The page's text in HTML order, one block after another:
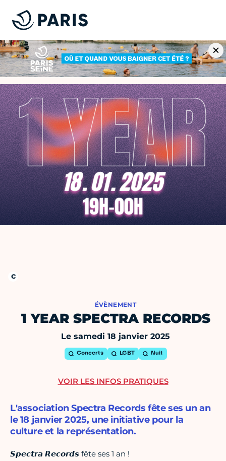
ÉVÈNEMENT
1 YEAR SPECTRA RECORDS
Le samedi 18 janvier 2025
Concerts LGBT Nuit
L'association Spectra Records fête ses un an
le 18 janvier 2025, une initiative pour la
culture et la représentation.
𝙎𝙥𝙚𝙘𝙩𝙧𝙖 𝙍𝙚𝙘𝙤𝙧𝙙𝙨 fête ses 1 an !
VOIR LES INFOS PRATIQUES